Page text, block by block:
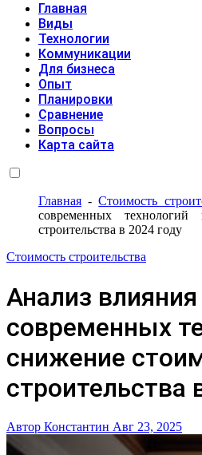
Главная
Виды
Технологии
Коммуникации
Для бизнеса
Опыт
Планировки
Сравнение
Вопросы
Карта сайта
Главная -Стоимость
современных
строительства в 2024 году
Стоимость строительства
Анализ влияния
современных
снижение
строительства
Автор Константин Авг 23, 2025